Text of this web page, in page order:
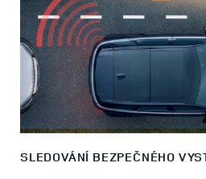
SLEDOVÁNÍ BEZPEČNÉHO